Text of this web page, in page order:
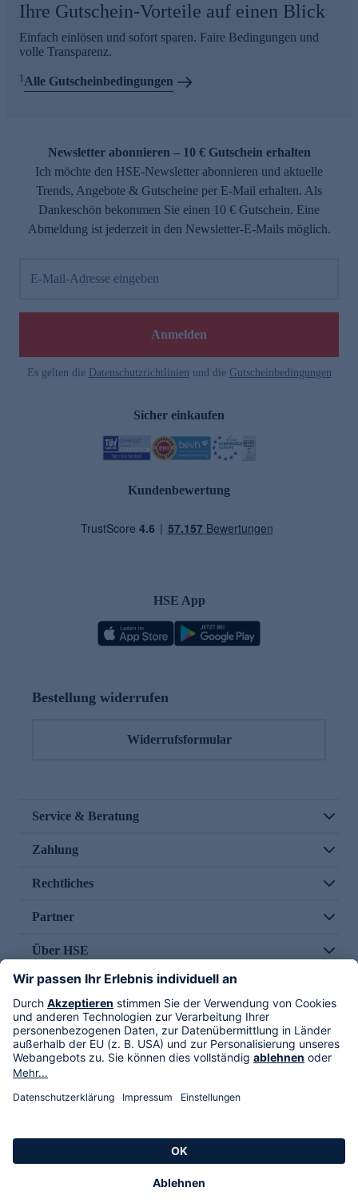
Ihre Gutschein-Vorteile auf einen Blick
Einfach einlösen und sofort sparen. Faire Bedingungen und
volle Transparenz.
1Alle Gutscheinbedingungen
Newsletter abonnieren – 10 € Gutschein erhalten
Ich möchte den HSE-Newsletter abonnieren und aktuelle
Trends, Angebote & Gutscheine per E-Mail erhalten. Als
Dankeschön bekommen Sie einen 10 € Gutschein. Eine
Abmeldung ist jederzeit in den Newsletter-E-Mails möglich.
E-Mail-Adresse eingeben
Anmelden
Es gelten die Datenschutzrichtlinien und die Gutscheinbedingungen
Sicher einkaufen
Kundenbewertung
HSE App
Bestellung widerrufen
Widerrufsformular
Service & Beratung
Zahlung
Rechtliches
Partner
Über HSE
Im TV
HSE International